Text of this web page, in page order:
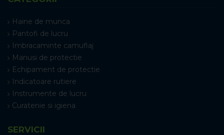
Haine de munca
Pantofi de lucru
Imbracaminte camuflaj
Manusi de protectie
Echipament de protectie
Indicatoare rutiere
Instrumente de lucru
Curatenie si igiena
SERVICII